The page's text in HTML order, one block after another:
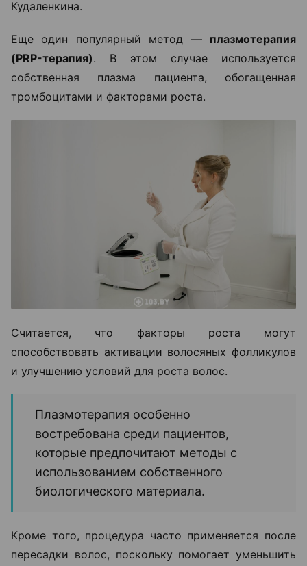
Кудаленкина.
Еще один популярный метод — плазмотерапия
(PRP-терапия). В этом случае используется
собственная плазма пациента, обогащенная
тромбоцитами и факторами роста.
Считается, что факторы роста могут
способствовать активации волосяных фолликулов
и улучшению условий для роста волос.
Плазмотерапия особенно
востребована среди пациентов,
которые предпочитают методы с
использованием собственного
биологического материала.
Кроме того, процедура часто применяется после
пересадки волос, поскольку помогает уменьшить